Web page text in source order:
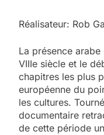
Réalisateur: Rob
La présence
VIIIe siècle et le
chapitres les plus
européenne du
les cultures.
documentaire
de cette période